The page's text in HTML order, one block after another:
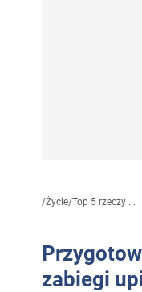
/Życie/Top 5 rzeczy ...
zabiegi